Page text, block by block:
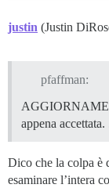
justin (Justin
pfaffman:
appena accettata.
Dico che la colpa è
esaminare l’intera